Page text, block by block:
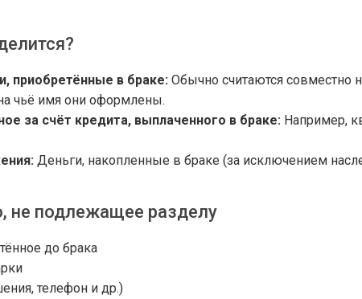
приобретённые в браке: Обычно считаются
чьё имя они оформлены.
за счёт кредита, выплаченного в браке: Например,
Деньги, накопленные в браке (за исключением
не подлежащее разделу
до брака
телефон и др.)